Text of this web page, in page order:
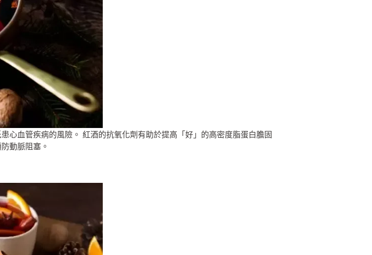
心血管疾病的風險。 紅酒的抗氧化劑有助於提高「好」的高密度脂蛋白膽固
動脈阻塞。